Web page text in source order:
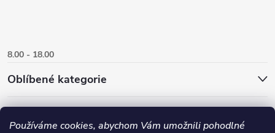
Používáme cookies, abychom Vám umožnili pohodlné
8.00 - 18.00
Oblíbené kategorie